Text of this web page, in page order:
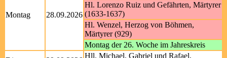
Montag 28.09.2026
Hl. Lorenzo Ruiz und Gefährten, Märtyrer
(1633-1637)
Hl. Wenzel, Herzog von Böhmen,
Märtyrer (929)
Montag der 26. Woche im Jahreskreis
Hll. Michael, Gabriel und Rafael,